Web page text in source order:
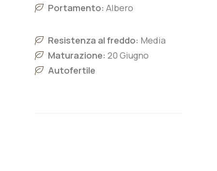
Portamento: Albero
Resistenza al freddo: Media
Maturazione: 20 Giugno
Autofertile